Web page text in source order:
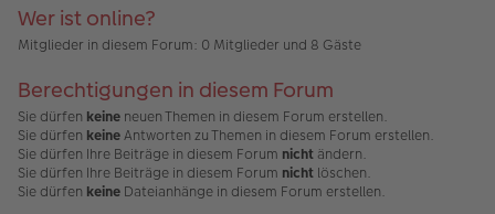
g
Wer ist online?
Mitglieder in diesem Forum: 0 Mitglieder und 8 Gäste
Berechtigungen in diesem Forum
Sie dürfen keine neuen Themen in diesem Forum erstellen.
Sie dürfen keineAntworten zu Themen in diesem Forum erstellen.
Sie dürfen Ihre Beiträge in diesem Forum nicht ändern.
Sie dürfen Ihre Beiträge in diesem Forum nicht löschen.
Sie dürfen keine Dateianhänge in diesem Forum erstellen.